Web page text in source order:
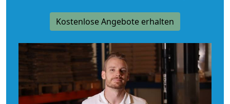
Kostenlose Angebote erhalten